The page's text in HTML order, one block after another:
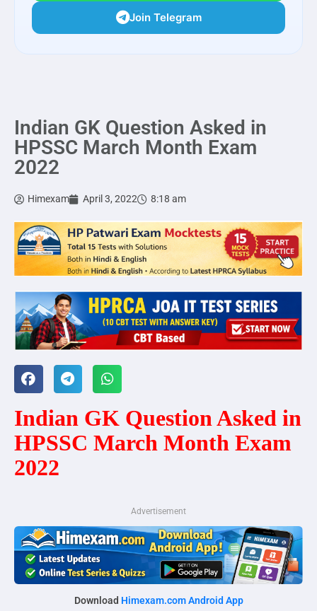
Join Telegram
Indian GK Question Asked in
HPSSC March Month Exam
2022
Himexam April 3, 2022 8:18 am
Indian GK Question Asked in
HPSSC March Month Exam
2022
Advertisement
Download Himexam.com Android App